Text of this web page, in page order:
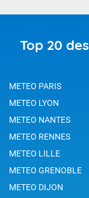
Top 20
METEO PARIS
METEO LYON
METEO NANTES
METEO RENNES
METEO LILLE
METEO GRENOBLE
METEO DIJON